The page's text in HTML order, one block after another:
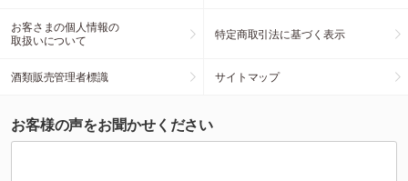
お客さまの個人情報の
取扱いについて
特定商取引法に基づく表示
酒類販売管理者標識 サイトマップ
お客様の声をお聞かせください